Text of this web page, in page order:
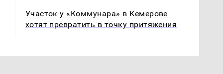
Участок у «Коммунара» в Кемерове
хотят превратить в точку притяжения